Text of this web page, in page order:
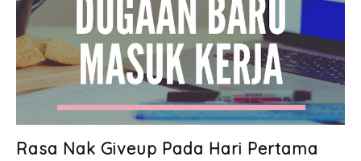
Rasa Nak Giveup Pada Hari Pertama